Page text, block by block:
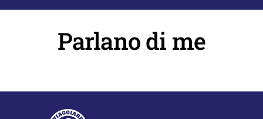
Parlano di me